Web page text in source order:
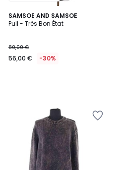
SAMSOE AND SAMSOE
Pull - Très Bon État
€
au
réduction
appliquée.
80,00 €
56,00 € -30%